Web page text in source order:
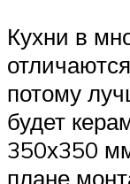
Кухни в
потому
будет
350х350
плане